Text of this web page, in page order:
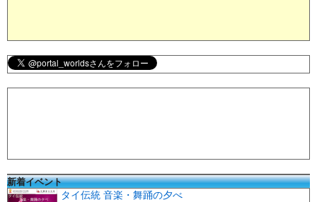
新着イベント
タイ伝統 音楽・舞踊の夕べ